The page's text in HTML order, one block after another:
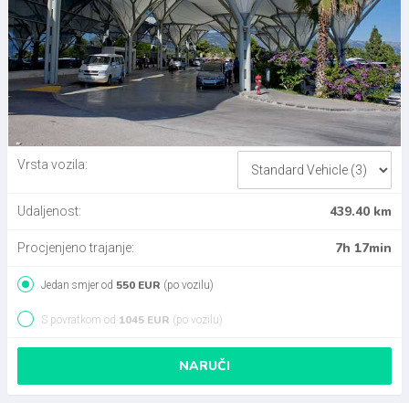
Vrsta vozila:
Udaljenost: 439.40 km
Procjenjeno trajanje: 7h 17min
Jedan smjer od 550 EUR (po vozilu)
S povratkom od 1045 EUR (po vozilu)
NARUČI